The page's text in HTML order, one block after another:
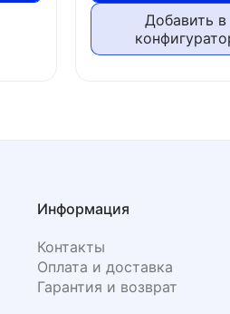
Добавить в
Информация
Контакты
Оплата и доставка
Гарантия и возврат